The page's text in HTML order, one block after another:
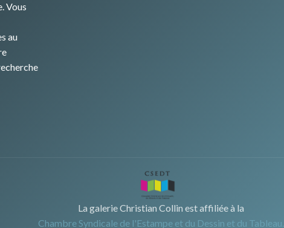
Vous
au
La galerie Christian Collin est affiliée à la
Chambre Syndicale de l'Estampe et du Dessin et du Tableau.